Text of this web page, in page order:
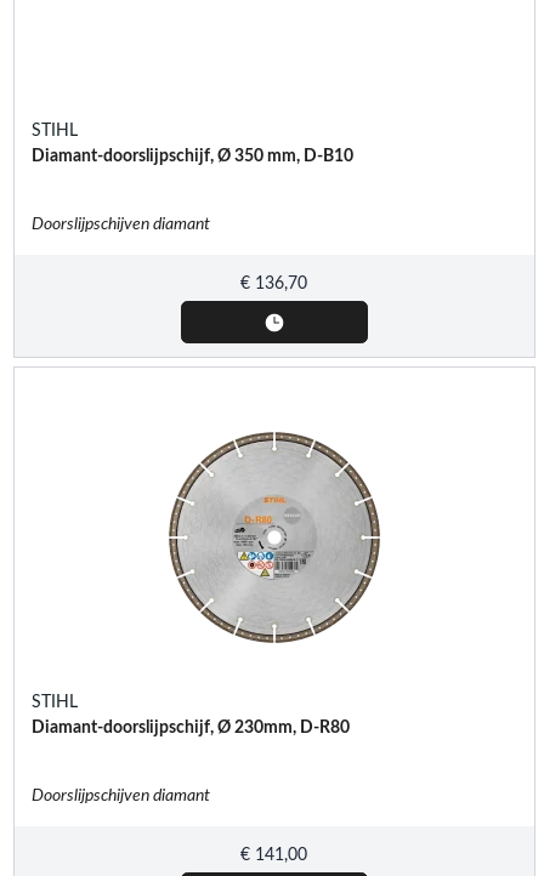
STIHL
Diamant-doorslijpschijf, Ø 350 mm, D-B10
Doorslijpschijven diamant
€ 136,70
STIHL
Diamant-doorslijpschijf, Ø 230mm, D-R80
Doorslijpschijven diamant
€ 141,00